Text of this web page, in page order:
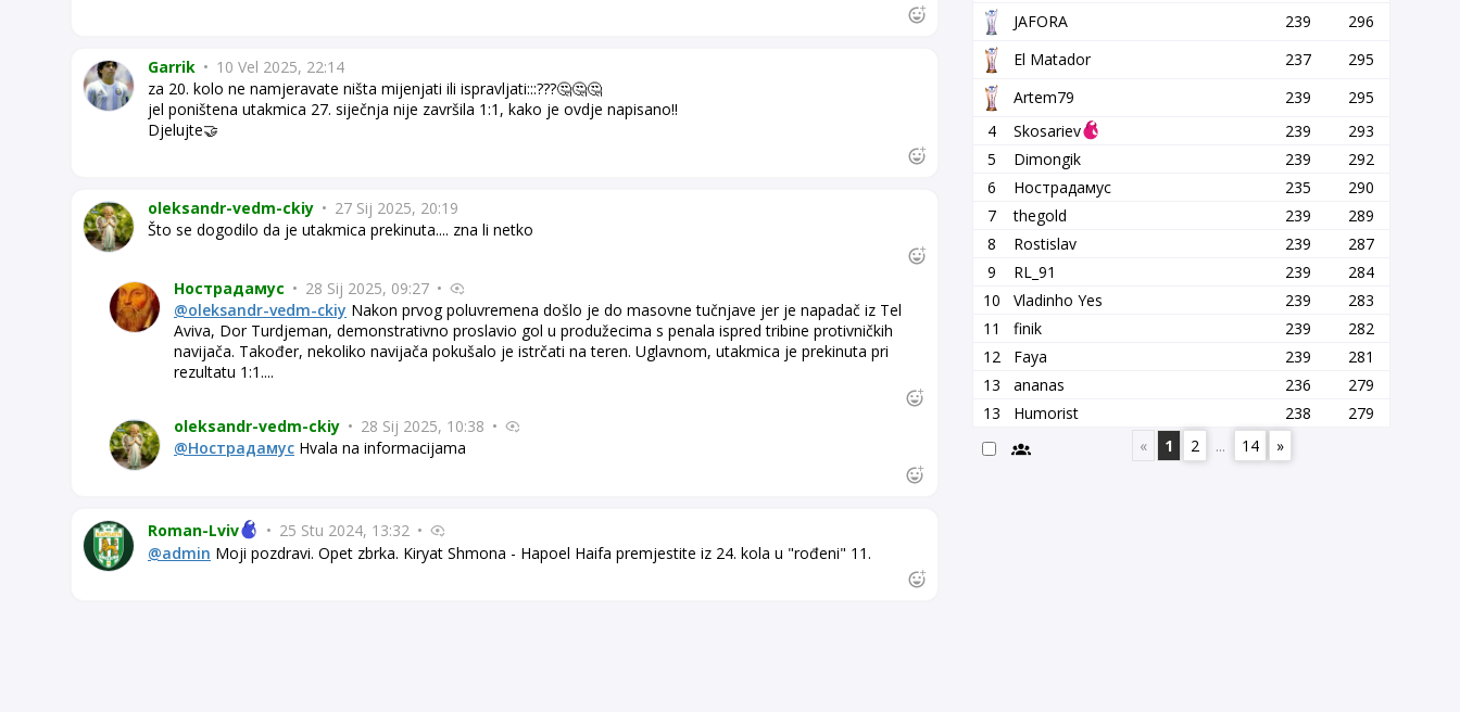
Garrik • 10 Vel 2025, 22:14
za 20. kolo ne namjeravate ništa mijenjati ili ispravljati:::???🤔🤔🤔
jel poništena utakmica 27. siječnja nije završila 1:1, kako je ovdje napisano!!
Djelujte🤝
oleksandr-vedm-ckiy • 27 Sij 2025, 20:19
Što se dogodilo da je utakmica prekinuta.... zna li netko
Нострадамус • 28 Sij 2025, 09:27 •
@oleksandr-vedm-ckiy Nakon prvog poluvremena došlo je do masovne tučnjave jer je napadač iz Tel
Aviva, Dor Turdjeman, demonstrativno proslavio gol u produžecima s penala ispred tribine protivničkih
navijača. Također, nekoliko navijača pokušalo je istrčati na teren. Uglavnom, utakmica je prekinuta pri
rezultatu 1:1....
oleksandr-vedm-ckiy • 28 Sij 2025, 10:38 •
@Нострадамус Hvala na informacijama
Roman-Lviv • 25 Stu 2024, 13:32 •
@admin Moji pozdravi. Opet zbrka. Kiryat Shmona - Hapoel Haifa premjestite iz 24. kola u "rođeni" 11.
JAFORA
239
296
El Matador
237
295
Artem79
239
295
4
Skosariev 239
293
5
Dimongik 239
292
6
Нострадамус 235
290
7
thegold 239
289
8
Rostislav 239
287
9
RL_91 239
284
10
Vladinho Yes 239
283
11
finik 239
282
12
Faya 239
281
13
ananas 236
279
13
Humorist 238
279
«
1 2 ... 14 »